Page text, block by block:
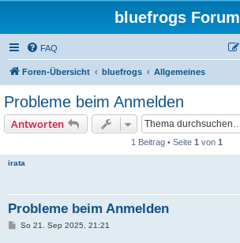
bluefrogs Forum
FAQ
Foren-Übersicht bluefrogs Allgemeines
Probleme beim Anmelden
Antworten
1 Beitrag • Seite 1 von 1
irata
Probleme beim Anmelden
BSo 21. Sep 2025, 21:21